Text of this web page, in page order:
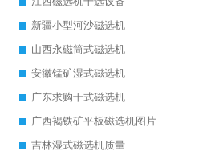
新疆小型河沙磁选机
山西永磁筒式磁选机
安徽锰矿湿式磁选机
广东求购干式磁选机
广西褐铁矿平板磁选机图片
吉林湿式磁选机质量